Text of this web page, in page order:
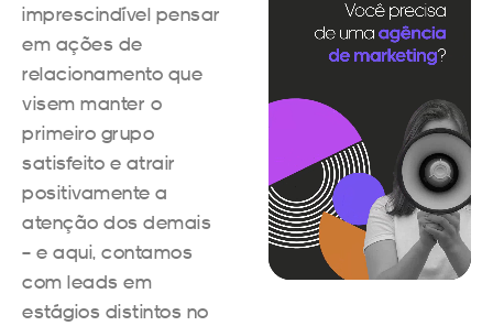
imprescindível pensar
em ações de
relacionamento que
visem manter o
primeiro grupo
satisfeito e atrair
positivamente a
atenção dos demais
– e aqui, contamos
com leads em
estágios distintos no